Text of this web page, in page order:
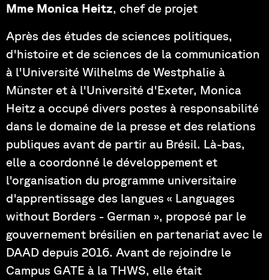
Mme Monica Heitz, chef de projet
Après des études de sciences politiques,
d'histoire et de sciences de la communication
à l'Université Wilhelms de Westphalie à
Münster et à l'Université d'Exeter, Monica
Heitz a occupé divers postes à responsabilité
dans le domaine de la presse et des relations
publiques avant de partir au Brésil. Là-bas,
elle a coordonné le développement et
l'organisation du programme universitaire
d'apprentissage des langues « Languages
without Borders - German », proposé par le
gouvernement brésilien en partenariat avec le
DAAD depuis 2016. Avant de rejoindre le
Campus GATE à la THWS, elle était